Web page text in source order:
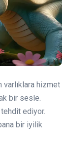
varlıklara hizmet
bir sesle.
ediyor.
bir iyilik